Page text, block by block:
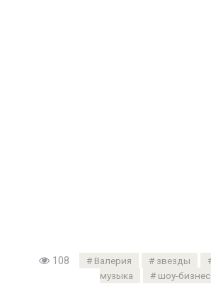
108 Валерия звезды
музыка
шоу-бизнес